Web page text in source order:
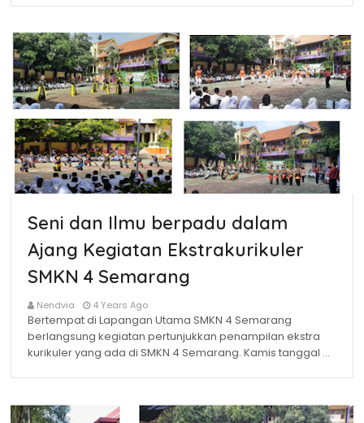
Seni dan Ilmu berpadu dalam
Ajang Kegiatan Ekstrakurikuler
SMKN 4 Semarang
Nendvia 4 Years Ago
Bertempat di Lapangan Utama SMKN 4 Semarang
berlangsung kegiatan pertunjukkan penampilan ekstra
kurikuler yang ada di SMKN 4 Semarang. Kamis tanggal …